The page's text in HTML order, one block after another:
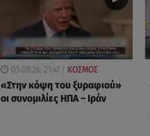
05.08.26, 21:41 ΚΟΣΜΟΣ
«Στην κόψη του ξυραφιού»
οι συνομιλίες ΗΠΑ – Ιράν